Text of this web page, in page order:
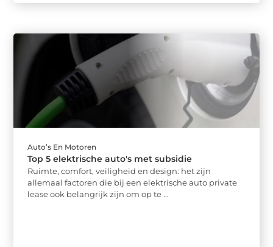
Auto’s En Motoren
Top 5 elektrische auto's met subsidie
Ruimte, comfort, veiligheid en design: het zijn
allemaal factoren die bij een elektrische auto private
lease ook belangrijk zijn om op te ...